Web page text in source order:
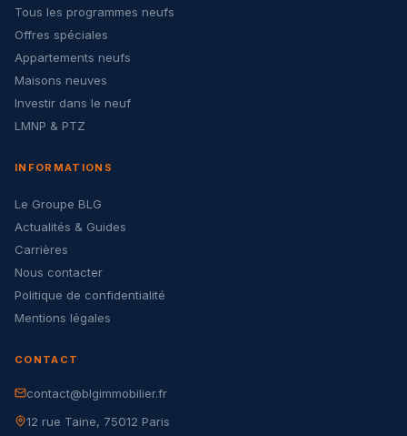
Tous les programmes neufs
Offres spéciales
Appartements neufs
Maisons neuves
Investir dans le neuf
LMNP & PTZ
INFORMATIONS
Le Groupe BLG
Actualités & Guides
Carrières
Nous contacter
Politique de confidentialité
Mentions légales
CONTACT
contact@blgimmobilier.fr
12 rue Taine, 75012 Paris